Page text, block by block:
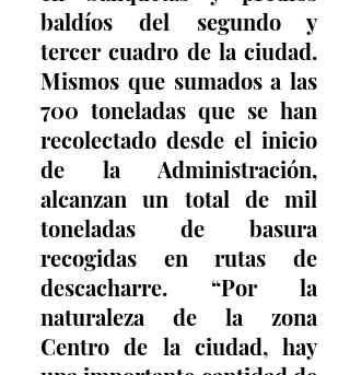
baldíos del segundo y
tercer cuadro de la ciudad.
Mismos que sumados a las
700 toneladas que se han
recolectado desde el inicio
de la Administración,
alcanzan un total de mil
toneladas de basura
recogidas en rutas de
descacharre. “Por la
naturaleza de la zona
Centro de la ciudad, hay